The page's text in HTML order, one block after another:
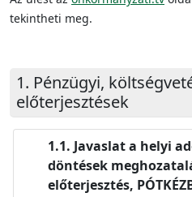
tekintheti meg.
Pénzügyi,
előterjesztések
Javaslat a helyi
döntések
előterjesztés,